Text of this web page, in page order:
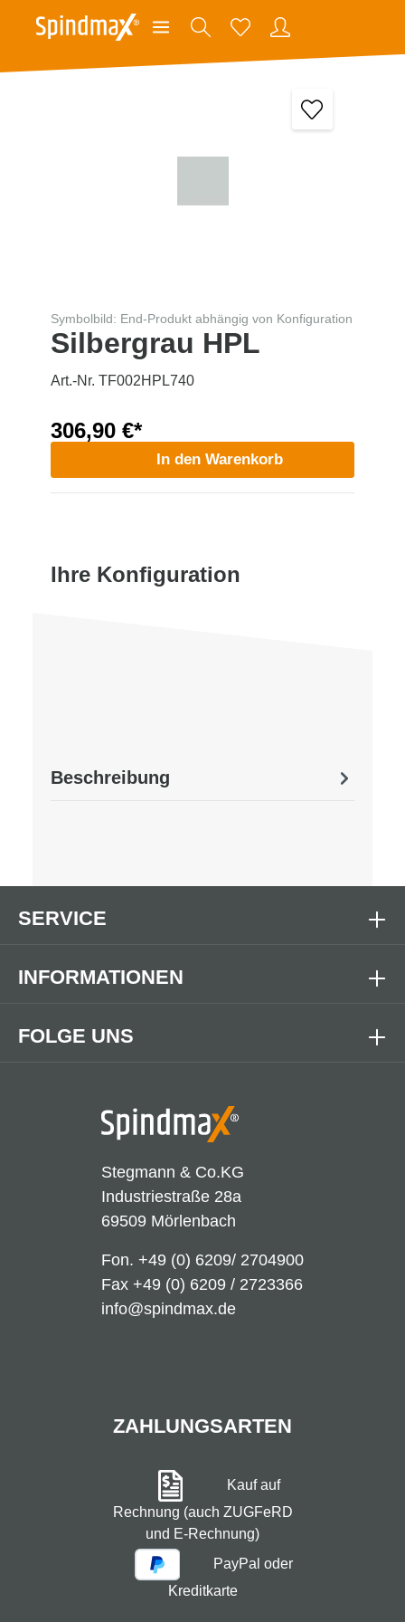
Symbolbild: End-Produkt abhängig von Konfiguration
Silbergrau HPL
Art.-Nr. TF002HPL740
306,90 €*
In den Warenkorb
Ihre Konfiguration
Beschreibung
Stegmann & Co.KG
Industriestraße 28a
69509 Mörlenbach
Fon. +49 (0) 6209/ 2704900
Fax +49 (0) 6209 / 2723366
info@spindmax.de
FOLGE UNS
SERVICE
INFORMATIONEN
ZAHLUNGSARTEN
Kauf auf
Rechnung (auch ZUGFeRD
und E-Rechnung)
PayPal oder
Kreditkarte